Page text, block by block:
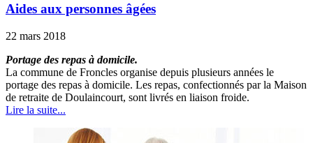
Aides aux personnes âgées
22 mars 2018
Portage des repas à domicile.
La commune de Froncles organise depuis plusieurs années le
portage des repas à domicile. Les repas, confectionnés par la Maison
de retraite de Doulaincourt, sont livrés en liaison froide.
Lire la suite...